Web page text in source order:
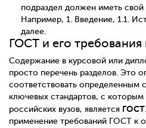
подраздел должен иметь свой
Например, 1. Введение, 1.1.
далее.
ГОСТ и его
Содержание в курсовой или
просто перечень разделов. Это
соответствовать определенным
ключевых стандартов, с которым
российских вузов, является ГОСТ
применение требований ГОСТ к